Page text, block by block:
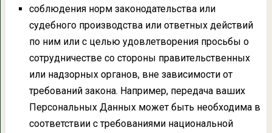
соблюдения норм законодательства или
судебного производства или ответных действий
по ним или с целью удовлетворения просьбы о
сотрудничестве со стороны правительственных
или надзорных органов, вне зависимости от
требований закона. Например, передача ваших
Персональных Данных может быть необходима в
соответствии с требованиями национальной